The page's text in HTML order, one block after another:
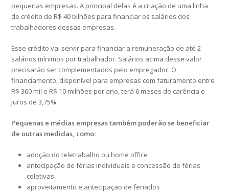
pequenas empresas. A principal delas é a criação de uma linha
de crédito de R$ 40 bilhões para financiar os salários dos
trabalhadores dessas empresas.
Esse crédito vai servir para financiar a remuneração de até 2
salários mínimos por trabalhador. Salários acima desse valor
precisarão ser complementados pelo empregador. O
financiamento, disponível para empresas com faturamento entre
R$ 360 mil e R$ 10 milhões por ano, terá 6 meses de carência e
juros de 3,75%.
Pequenas e médias empresas também poderão se beneficiar
de outras medidas, como:
adoção do teletrabalho ou home office
antecipação de férias individuais e concessão de férias
coletivas
aproveitamento e antecipação de feriados